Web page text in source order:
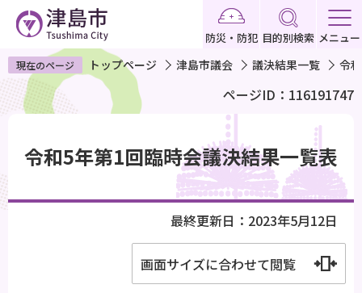
ペ
ー
ジ
で
す
防災・防犯 目的別検索 メニュー
現在のページ トップページ 津島市議会 議決結果一覧 令
ページID：116191747
令和5年第1回臨時会議決結果一覧表
最終更新日：2023年5月12日
画面サイズに合わせて閲覧